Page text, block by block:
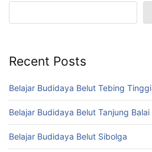
Recent Posts
Belajar Budidaya Belut Tebing Tinggi
Belajar Budidaya Belut Tanjung Balai
Belajar Budidaya Belut Sibolga